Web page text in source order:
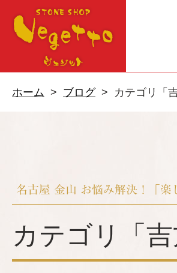
ホーム ブログ カテゴリ「
名古屋 金山 お悩み解決！「楽
カテゴリ「